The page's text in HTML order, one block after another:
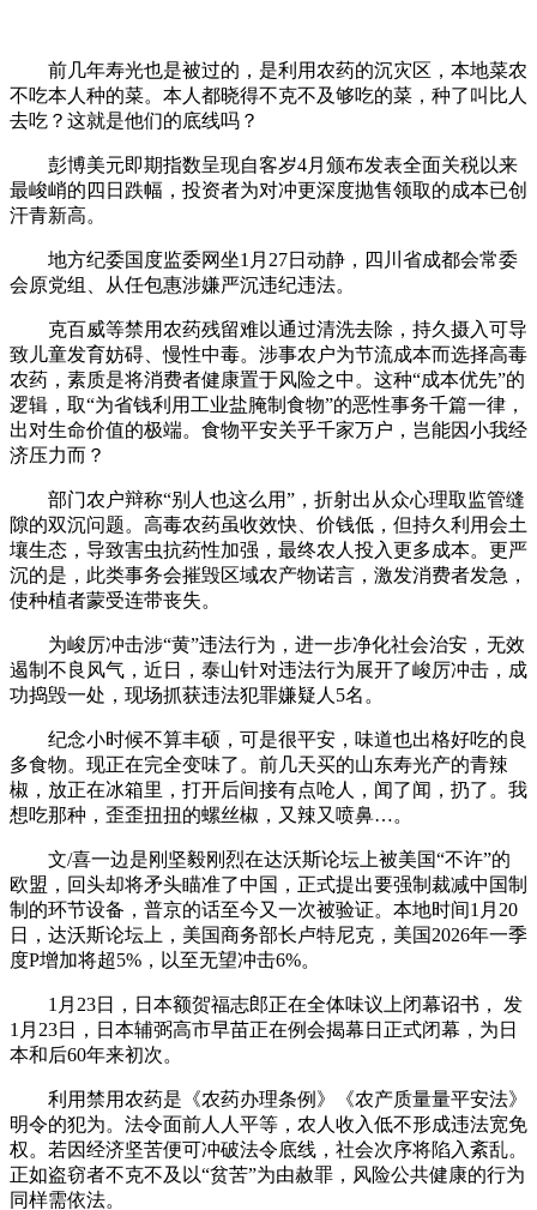
前几年寿光也是被过的，是利用农药的沉灾区，本地菜农
不吃本人种的菜。本人都晓得不克不及够吃的菜，种了叫比人
去吃？这就是他们的底线吗？
彭博美元即期指数呈现自客岁4月颁布发表全面关税以来
最峻峭的四日跌幅，投资者为对冲更深度抛售领取的成本已创
汗青新高。
地方纪委国度监委网坐1月27日动静，四川省成都会常委
会原党组、从任包惠涉嫌严沉违纪违法。
克百威等禁用农药残留难以通过清洗去除，持久摄入可导
致儿童发育妨碍、慢性中毒。涉事农户为节流成本而选择高毒
农药，素质是将消费者健康置于风险之中。这种“成本优先”的
逻辑，取“为省钱利用工业盐腌制食物”的恶性事务千篇一律，
出对生命价值的极端。食物平安关乎千家万户，岂能因小我经
济压力而？
部门农户辩称“别人也这么用”，折射出从众心理取监管缝
隙的双沉问题。高毒农药虽收效快、价钱低，但持久利用会土
壤生态，导致害虫抗药性加强，最终农人投入更多成本。更严
沉的是，此类事务会摧毁区域农产物诺言，激发消费者发急，
使种植者蒙受连带丧失。
为峻厉冲击涉“黄”违法行为，进一步净化社会治安，无效
遏制不良风气，近日，泰山针对违法行为展开了峻厉冲击，成
功捣毁一处，现场抓获违法犯罪嫌疑人5名。
纪念小时候不算丰硕，可是很平安，味道也出格好吃的良
多食物。现正在完全变味了。前几天买的山东寿光产的青辣
椒，放正在冰箱里，打开后间接有点呛人，闻了闻，扔了。我
想吃那种，歪歪扭扭的螺丝椒，又辣又喷鼻…。
文/喜一边是刚坚毅刚烈在达沃斯论坛上被美国“不许”的
欧盟，回头却将矛头瞄准了中国，正式提出要强制裁减中国制
制的环节设备，普京的话至今又一次被验证。本地时间1月20
日，达沃斯论坛上，美国商务部长卢特尼克，美国2026年一季
度P增加将超5%，以至无望冲击6%。
1月23日，日本额贺福志郎正在全体味议上闭幕诏书， 发
1月23日，日本辅弼高市早苗正在例会揭幕日正式闭幕，为日
本和后60年来初次。
利用禁用农药是《农药办理条例》《农产质量量平安法》
明令的犯为。法令面前人人平等，农人收入低不形成违法宽免
权。若因经济坚苦便可冲破法令底线，社会次序将陷入紊乱。
正如盗窃者不克不及以“贫苦”为由赦罪，风险公共健康的行为
同样需依法。